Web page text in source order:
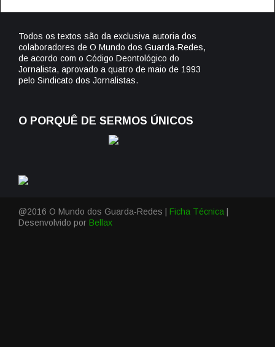
Todos os textos são da exclusiva autoria dos
colaboradores de O Mundo dos Guarda-Redes,
de acordo com o Código Deontológico do
Jornalista, aprovado a quatro de maio de 1993
pelo Sindicato dos Jornalistas.
O PORQUÊ DE SERMOS ÚNICOS
@2016 O Mundo dos Guarda-Redes | Ficha Técnica
Desenvolvido por Bellax